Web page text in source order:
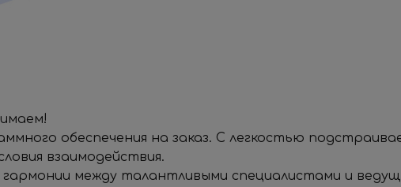
обеспечения на заказ. С легкостью
взаимодействия.
между талантливыми специалистами и